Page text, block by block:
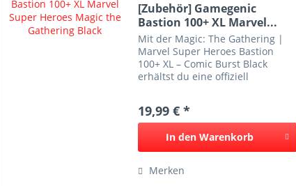
[Zubehör] Gamegenic
Bastion 100+ XL Marvel...
Mit der Magic: The Gathering |
Marvel Super Heroes Bastion
100+ XL – Comic Burst Black
erhältst du eine offiziell
Design. Die robuste Deckbox
bietet Platz für über 100
doppelt...
19,99 € *
In den Warenkorb
Merken